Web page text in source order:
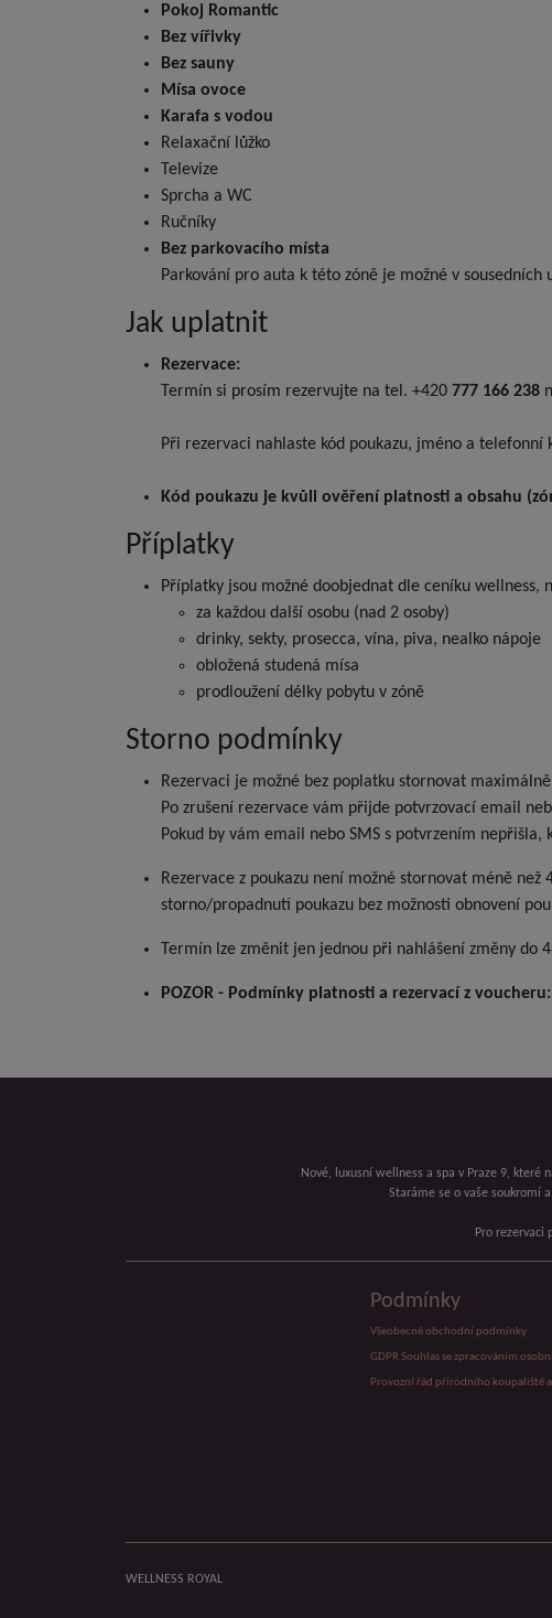
Pokoj Romantic
Bez vířivky
Bez sauny
Mísa ovoce
Karafa s vodou
Relaxační lůžko
Televize
Sprcha a WC
Ručníky
Bez parkovacího místa
Parkování pro auta k této zóně je možné v sousedních
Jak uplatnit
Rezervace:
Termín si prosím rezervujte na tel. +420 777 166 238
Při rezervaci nahlaste kód poukazu, jméno a telefonní
Kód poukazu je kvůli ověření platnosti a obsahu
Příplatky
Příplatky jsou možné doobjednat dle ceníku wellness,
za každou další osobu (nad 2 osoby)
drinky, sekty, prosecca, vína, piva, nealko nápoje
obložená studená mísa
prodloužení délky pobytu v zóně
Storno podmínky
Rezervaci je možné bez poplatku stornovat
Po zrušení rezervace vám přijde potvrzovací email
Pokud by vám email nebo SMS s potvrzením
Rezervace z poukazu není možné stornovat méně
storno/propadnutí poukazu bez možnosti obnovení
Termín lze změnit jen jednou při nahlášení změny do
POZOR - Podmínky platnosti a rezervací z voucheru:
Nové, luxusní wellness a spa v Praze 9,
Staráme se o vaše soukromí
Pro rezervaci
Podmínky
Všeobecné obchodní podmínky
GDPR Souhlas se zpracováním
Provozní řád přírodního koupaliště
WELLNESS ROYAL